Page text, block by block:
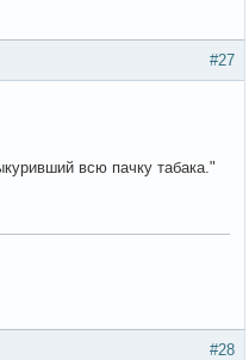
#27
всю пачку табака."
#28